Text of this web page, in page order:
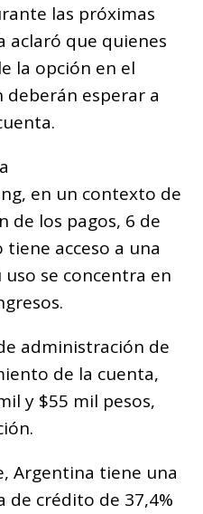
las próximas
aclaró que quienes
la opción en el
deberán esperar a
en un contexto de
de los pagos, 6 de
acceso a una
se concentra en
administración de
de la cuenta,
y $55 mil pesos,
Argentina tiene una
crédito de 37,4%